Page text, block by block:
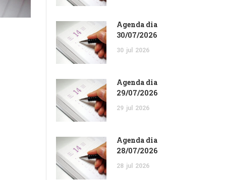
Agenda dia
30/07/2026
30 jul 2026
Agenda dia
29/07/2026
29 jul 2026
Agenda dia
28/07/2026
28 jul 2026